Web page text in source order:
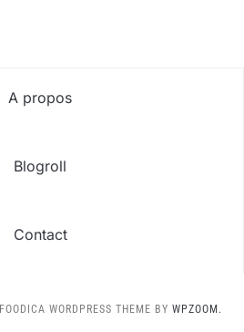
A propos
Blogroll
Contact
FOODICA WORDPRESS THEME BY WPZOOM.